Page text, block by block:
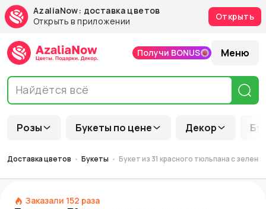
AzaliaNow: доставка цветов
Открыть в приложении
Открыть
Розы Букеты по цене Декор
Получи BONUS Меню
Доставка цветов Букеты Букет из 31 красного тюльпана с
Заказали 152 раза